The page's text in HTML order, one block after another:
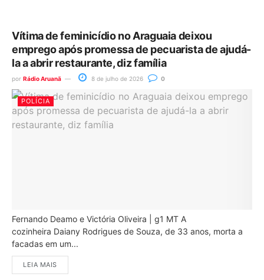
Vítima de feminicídio no Araguaia deixou
emprego após promessa de pecuarista de ajudá-
la a abrir restaurante, diz família
por Rádio Aruanã 8 de julho de 2026 0
POLÍCIA
Fernando Deamo e Victória Oliveira | g1 MT A
cozinheira Daiany Rodrigues de Souza, de 33 anos, morta a
facadas em um...
LEIA MAIS